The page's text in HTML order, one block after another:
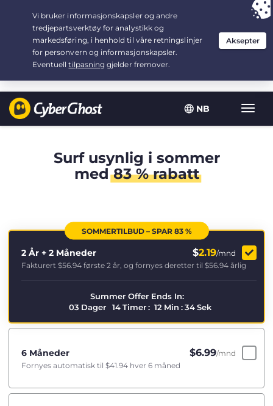
NB
Vis/
Your choice: The Best Dealfor 2.1666666666667-years at $
/month
Surf usynlig i sommer
med83 % rabatt
SOMMERTILBUD – SPAR 83 %
2 År + 2 Måneder $2.19/mnd
Fakturert $56.94 første 2 år, og fornyes deretter til $56.94 årlig
Summer Offer Ends In:
03 Dager 14 Timer : 12 Min : 33 Sek
6 Måneder $6.99/mnd
Fornyes automatisk til $41.94 hver 6 måned